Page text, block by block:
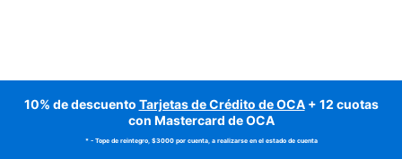
10% de descuento Tarjetas de Crédito de OCA+ 12 cuotas
con Mastercard de OCA
* - Tope de reintegro, $3000 por cuenta, a realizarse en el estado de cuenta